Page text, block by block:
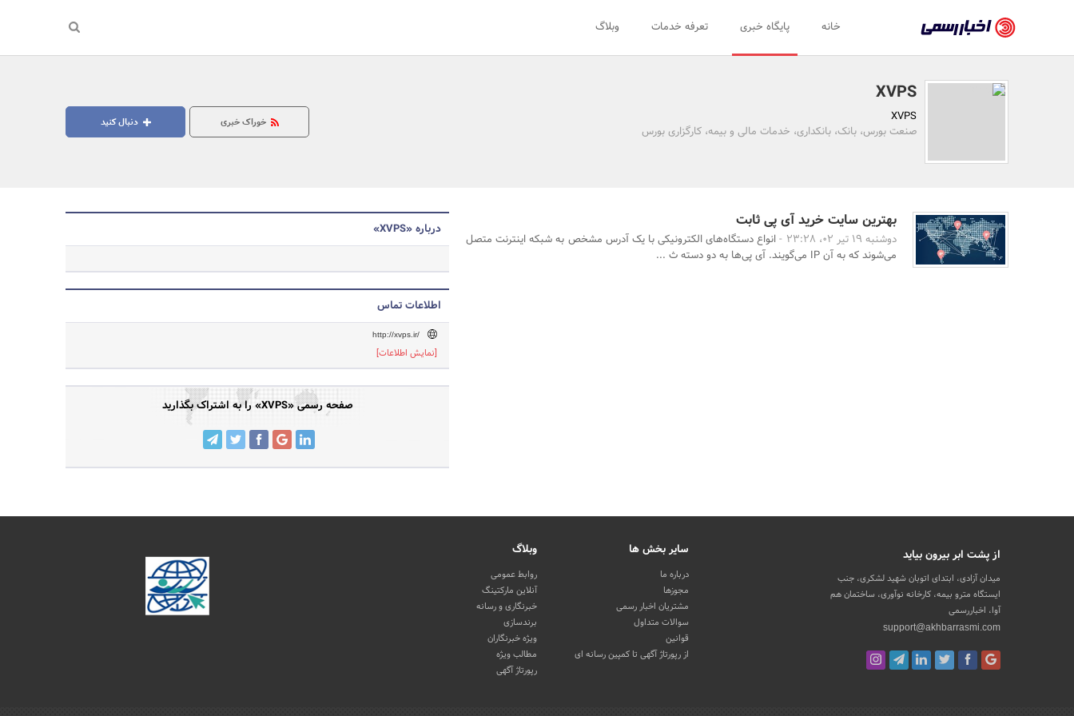
رسمی
-
اخبار
تایید
سازمان‌ها
و
روابط
خانه پایگاه خبری تعرفه خدمات وبلاگ
XVPS
XVPS
صنعت بورس، بانک، بانکداری، خدمات مالی و بیمه، کارگزاری بورس
دنبال کنید خوراک خبری
بهترین سایت خرید آی پی ثابت
دوشنبه 19 تیر 02، 23:28 -
انواع دستگاه‌های الکترونیکی با یک آدرس مشخص به شبکه اینترنت متصل
می‌شوند که به آن IP می‌گویند. آی پی‌ها به دو دسته ث ...
درباره «XVPS»
اطلاعات تماس
http://xvps.ir/
[نمایش اطلاعات]
صفحه رسمی «XVPS» را به اشتراک بگذارید
از پشت ابر بیرون بیاید
میدان آزادی، ابتدای اتوبان شهید لشکری، جنب
ایستگاه مترو بیمه، کارخانه نوآوری، ساختمان هم
آوا، اخباررسمی
support@akhbarrasmi.com
سایر بخش ها
درباره ما
مجوزها
مشتریان اخبار رسمی
سوالات متداول
قوانین
از رپورتاژ آگهی تا کمپین رسانه ای
وبلاگ
روابط عمومی
آنلاین مارکتینگ
خبرنگاری و رسانه
برندسازی
ویژه خبرنگاران
مطالب ویژه
رپورتاژ آگهی